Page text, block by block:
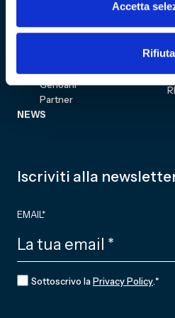
Accetta
Rifiuta
Cultural Heritage
Genoani
Partner
NEWS
Iscriviti alla
EMAIL*
CONSENSO*
Sottoscrivo laPrivacy Policy.*